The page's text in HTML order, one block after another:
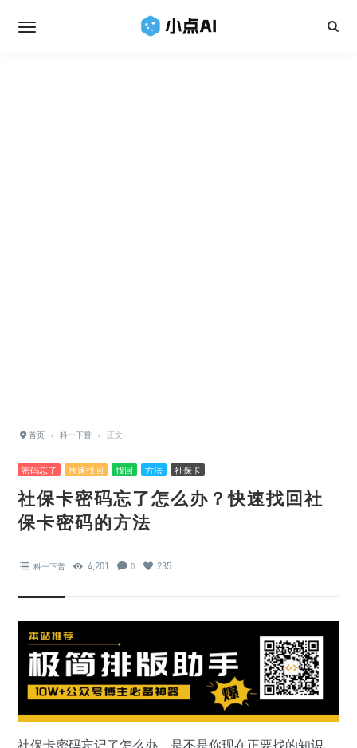
首页 › 科一下普 › 正文
密码忘了 快速找回 找回 方法 社保卡
社保卡密码忘了怎么办？快速找回社
保卡密码的方法
科一下普 4,201 0 235